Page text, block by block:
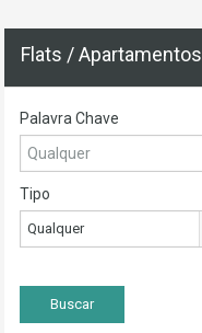
Flats / Apartamentos
Palavra Chave
Tipo
Qualquer